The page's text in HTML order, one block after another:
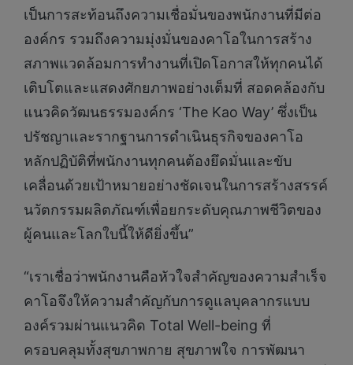
เป็นการสะท้อนถึงความเชื่อมั่นของพนักงานที่มีต่อ
องค์กร รวมถึงความมุ่งมั่นของคาโอในการสร้าง
สภาพแวดล้อมการทำงานที่เปิดโอกาสให้ทุกคนได้
เติบโตและแสดงศักยภาพอย่างเต็มที่ สอดคล้องกับ
แนวคิดวัฒนธรรมองค์กร ‘The Kao Way’ ซึ่งเป็น
ปรัชญาและรากฐานการดำเนินธุรกิจของคาโอ
หลักปฏิบัติที่พนักงานทุกคนต้องยึดมั่นและขับ
เคลื่อนด้วยเป้าหมายอย่างชัดเจนในการสร้างสรรค์
นวัตกรรมผลิตภัณฑ์เพื่อยกระดับคุณภาพชีวิตของ
ผู้คนและโลกใบนี้ให้ดียิ่งขึ้น”
“เราเชื่อว่าพนักงานคือหัวใจสำคัญของความสำเร็จ
คาโอจึงให้ความสำคัญกับการดูแลบุคลากรแบบ
องค์รวมผ่านแนวคิด Total Well-being ที่
ครอบคลุมทั้งสุขภาพกาย สุขภาพใจ การพัฒนา